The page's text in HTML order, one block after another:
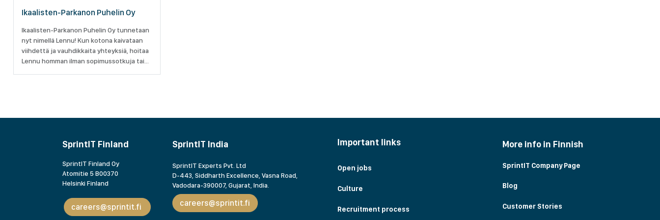
Ikaalisten-Parkanon Puhelin Oy
Ikaalisten-Parkanon Puhelin Oy tunnetaan
nyt nimellä Lennu! Kun kotona kaivataan
viihdettä ja vauhdikkaita yhteyksiä, hoitaa
Lennu homman ilman sopimussotkuja tai
SprintIT Finland
SprintIT Finland Oy
Atomitie 5 B00370
Helsinki Finland
careers@sprintit.fi
SprintIT India
SprintIT Experts Pvt. Ltd
D-443, Siddharth Excellence, Vasna Road,
Vadodara-390007, Gujarat, India.
careers@sprintit.fi
Important links
Open jobs
Culture
Recruitment process
More info in Finnish
SprintIT Company Page
Blog
Customer Stories